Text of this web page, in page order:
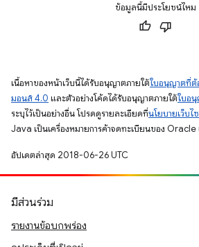
ข้อมูลนี้มีประโยชน์ไหม
เนื้อหาของหน้าเว็บนี้ได้รับอนุญาตภายใต้ใบอนุญาตที่ต้
มอนส์ 4.0 และตัวอย่างโค้ดได้รับอนุญาตภายใต้ใบอ
ระบุไว้เป็นอย่างอื่น โปรดดูรายละเอียดที่นโยบายเว็บ
Java เป็นเครื่องหมายการค้าจดทะเบียนของ
อัปเดตล่าสุด 2018-06-26 UTC
มีส่วนร่วม
รายงานข้อบกพร่อง